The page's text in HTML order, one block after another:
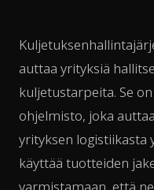
auttaa yrityksiä
kuljetustarpeita. Se
ohjelmisto, joka
yrityksen logistiikasta
käyttää tuotteiden
varmistamaan, että